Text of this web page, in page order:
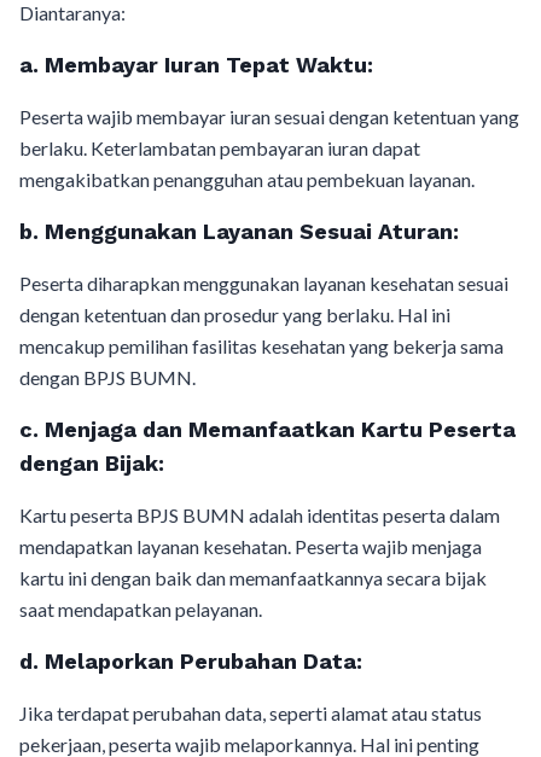
Diantaranya:
a. Membayar Iuran Tepat Waktu:
Peserta wajib membayar iuran sesuai dengan ketentuan yang
berlaku. Keterlambatan pembayaran iuran dapat
mengakibatkan penangguhan atau pembekuan layanan.
b. Menggunakan Layanan Sesuai Aturan:
Peserta diharapkan menggunakan layanan kesehatan sesuai
dengan ketentuan dan prosedur yang berlaku. Hal ini
mencakup pemilihan fasilitas kesehatan yang bekerja sama
dengan BPJS BUMN.
c. Menjaga dan Memanfaatkan Kartu Peserta
dengan Bijak:
Kartu peserta BPJS BUMN adalah identitas peserta dalam
mendapatkan layanan kesehatan. Peserta wajib menjaga
kartu ini dengan baik dan memanfaatkannya secara bijak
saat mendapatkan pelayanan.
d. Melaporkan Perubahan Data:
Jika terdapat perubahan data, seperti alamat atau status
pekerjaan, peserta wajib melaporkannya. Hal ini penting